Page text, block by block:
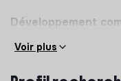
Développement
âgées) : conseil,
Voir plus